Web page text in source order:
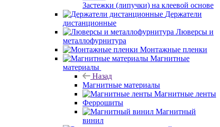
Застежки (липучки) на клеевой основе
Держатели
дистанционные
Люверсы и
металлофурнитура
Монтажные пленки
Магнитные
материалы
Назад
Магнитные материалы
Магнитные ленты
Феррошиты
Магнитный
винил